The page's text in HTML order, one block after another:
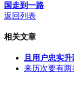
国走到一路
返回列表
相关文章
且用户忠实
来历次要有两